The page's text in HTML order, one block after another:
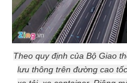
Theo quy định của Bộ Giao
lưu thông trên đường cao